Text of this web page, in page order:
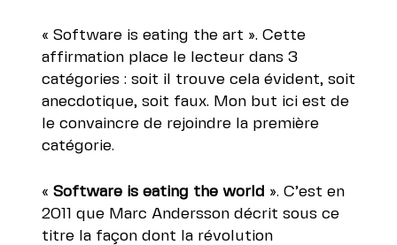
« Software is eating the art ». Cette
affirmation place le lecteur dans 3
catégories : soit il trouve cela évident, soit
anecdotique, soit faux. Mon but ici est de
le convaincre de rejoindre la première
catégorie.
« Software is eating the world ». C’est en
2011 que Marc Andersson décrit sous ce
titre la façon dont la révolution